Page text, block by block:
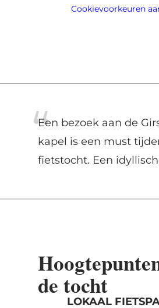
Cookievoorkeuren
Een bezoek aan de
kapel is een must
fietstocht. Een
de tocht
LOKAAL